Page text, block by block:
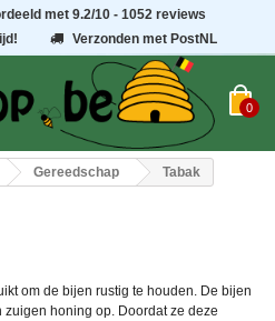
met9.2/10 - 1052 reviews
Verzonden met PostNL
0
Gereedschap Tabak
om de bijen rustig te houden. De bijen
honing op. Doordat ze deze